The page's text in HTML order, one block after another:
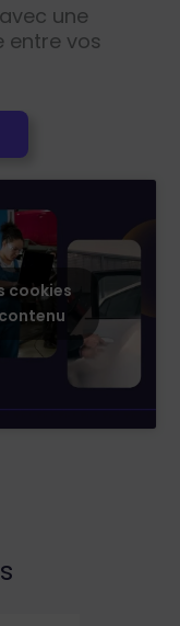
une
entre vos
cookies